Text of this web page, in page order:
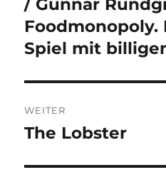
/ Gunnar
Foodmonopoly.
Spiel mit
WEITER
Nächster
The Lobster